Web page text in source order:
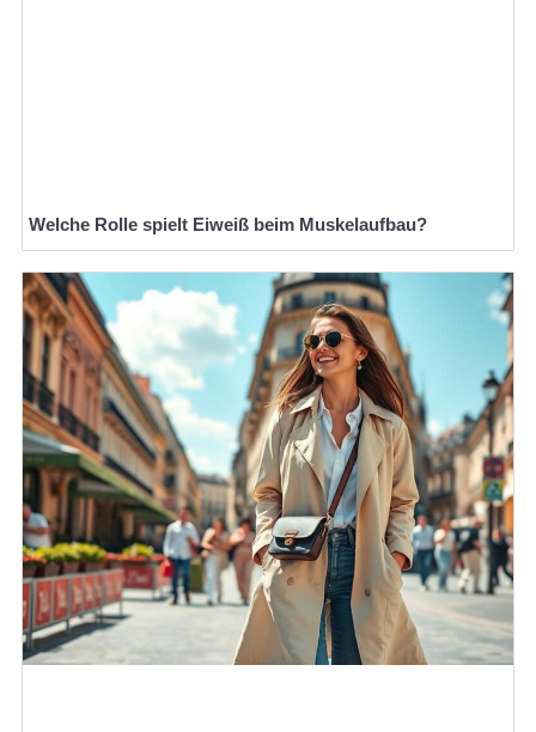
Welche Rolle spielt Eiweiß beim Muskelaufbau?